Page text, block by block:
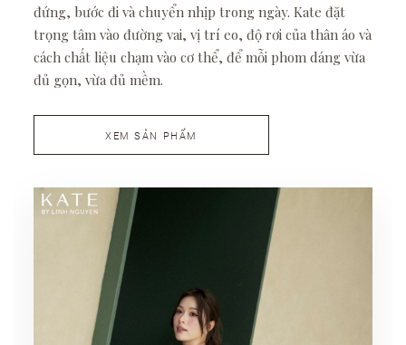
đứng, bước đi và chuyển nhịp trong ngày. Kate đặt
trọng tâm vào đường vai, vị trí eo, độ rơi của thân áo và
cách chất liệu chạm vào cơ thể, để mỗi phom dáng vừa
đủ gọn, vừa đủ mềm.
XEM SẢN PHẨM